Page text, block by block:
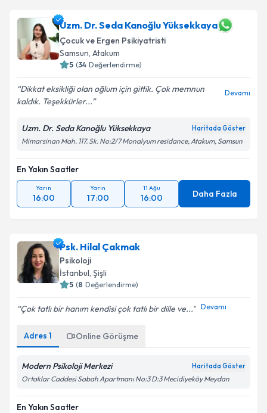
Uzm. Dr. Seda Kanoğlu Yüksekkaya
Çocuk ve Ergen Psikiyatristi
Samsun, Atakum
5 (34 Değerlendirme)
Dikkat eksikliği olan oğlum için gittik. Çok memnun
kaldık. Teşekkürler...
Devamı
Uzm. Dr. Seda Kanoğlu Yüksekkaya Haritada Göster
Mimarsinan Mah. 117. Sk. No:2/7 Monalyum residance, Atakum, Samsun
En Yakın Saatler
Yarın
16:00
Yarın
17:00
11 Ağu
16:00 Daha Fazla
Psk. Hilal Çakmak
Psikoloji
İstanbul, Şişli
5 (8 Değerlendirme)
Çok tatlı bir hanım kendisi çok tatlı bir dille ve... Devamı
Adres 1 Online Görüşme
Modern Psikoloji Merkezi Haritada Göster
Ortaklar Caddesi Sabah Apartmanı No:3 D:3 Mecidiyeköy Meydan
En Yakın Saatler